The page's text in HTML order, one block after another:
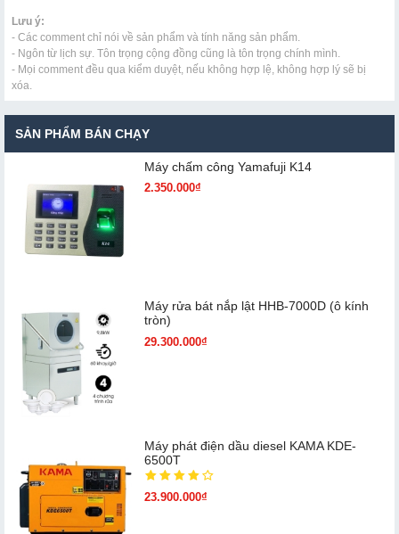
Lưu ý:
- Các comment chỉ nói về sản phẩm và tính năng sản phẩm.
- Ngôn từ lịch sự. Tôn trọng cộng đồng cũng là tôn trọng chính mình.
- Mọi comment đều qua kiểm duyệt, nếu không hợp lệ, không hợp lý sẽ bị
xóa.
SẢN PHẨM BÁN CHẠY
Máy chấm cô​ng Yamafuji K14
2.350.000₫
Máy rửa bát nắp lật HHB-7000D (ô kính
tròn)
29.300.000₫
Máy phát điện dầu diesel KAMA KDE-
6500T
23.900.000₫